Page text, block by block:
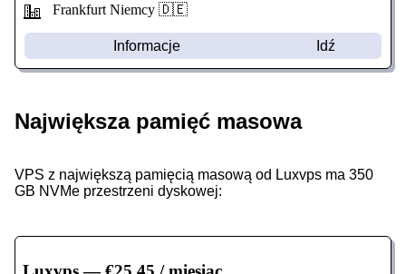
Frankfurt Niemcy 🇩🇪
Informacje Idź
Największa pamięć masowa
VPS z największą pamięcią masową od Luxvps ma 350
GB NVMe przestrzeni dyskowej: